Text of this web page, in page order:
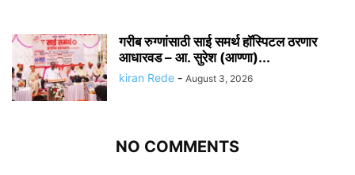
गरीब रुग्णांसाठी साई समर्थ हॉस्पिटल ठरणार
आधारवड – आ. सुरेश (आण्णा)...
kiran Rede - August 3, 2026
NO COMMENTS